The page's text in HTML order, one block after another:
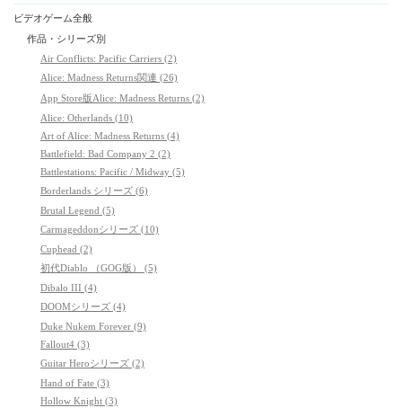
ビデオゲーム全般
作品・シリーズ別
Air Conflicts: Pacific Carriers (2)
Alice: Madness Returns関連 (26)
App Store版Alice: Madness Returns (2)
Alice: Otherlands (10)
Art of Alice: Madness Returns (4)
Battlefield: Bad Company 2 (2)
Battlestations: Pacific / Midway (5)
Borderlands シリーズ (6)
Brutal Legend (5)
Carmageddonシリーズ (10)
Cuphead (2)
初代Diablo （GOG版） (5)
Dibalo III (4)
DOOMシリーズ (4)
Duke Nukem Forever (9)
Fallout4 (3)
Guitar Heroシリーズ (2)
Hand of Fate (3)
Hollow Knight (3)